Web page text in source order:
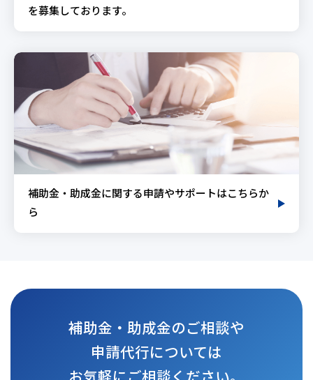
を募集しております。
補助金・助成金に関する申請やサポートはこちらか
ら
補助金・助成金のご相談や
申請代行については